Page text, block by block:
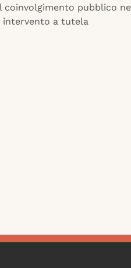
coinvolgimento pubblico
intervento a tutela